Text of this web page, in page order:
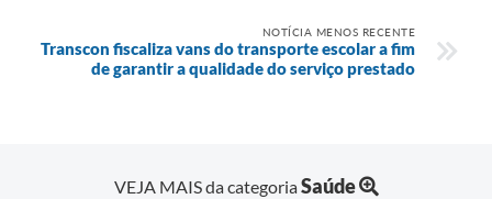
NOTÍCIA MENOS RECENTE
Transcon fiscaliza vans do transporte escolar a fim
de garantir a qualidade do serviço prestado
VEJA MAIS da categoriaSaúde